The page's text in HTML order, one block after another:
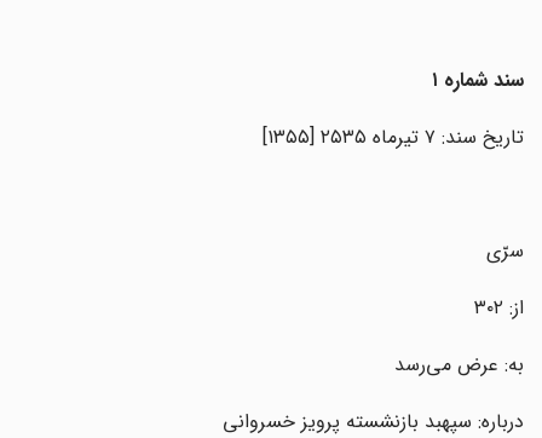
سند شماره ۱
تاریخ سند: ۷ تیرماه ۲۵۳۵ [۱۳۵۵]
سرّی
از: ۳۰۲
به: عرض می‌رسد
درباره: سپهبد بازنشسته پرویز خسروانی